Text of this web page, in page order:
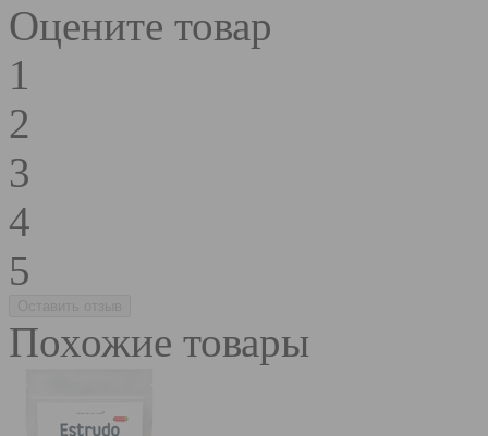
Оцените товар
1
2
3
4
5
Похожие товары